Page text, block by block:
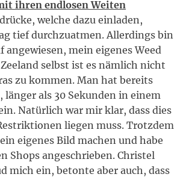
ihren endlosen Weiten
welche dazu einladen,
tief durchzuatmen. Allerdings bin
angewiesen, mein eigenes Weed
selbst ist es nämlich nicht
zu kommen. Man hat bereits
länger als 30 Sekunden in einem
Natürlich war mir klar, dass dies
liegen muss. Trotzdem
eigenes Bild machen und habe
Shops angeschrieben. Christel
mich ein, betonte aber auch, dass